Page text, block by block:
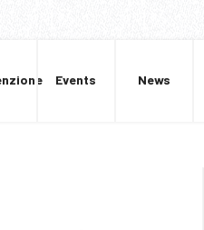
Events News